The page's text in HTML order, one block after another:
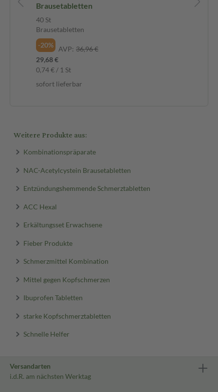
Brausetabletten
40 St
Brausetabletten
-20%
AVP: 36,96 €
29,68 €
0,74 € / 1 St
sofort lieferbar
Weitere Produkte aus:
Kombinationspräparate
NAC-Acetylcystein Brausetabletten
Entzündungshemmende Schmerztabletten
ACC Hexal
Erkältungsset Erwachsene
Fieber Produkte
Schmerzmittel Kombination
Mittel gegen Kopfschmerzen
Ibuprofen Tabletten
starke Kopfschmerztabletten
Schnelle Helfer
Versandarten
i.d.R. am nächsten Werktag